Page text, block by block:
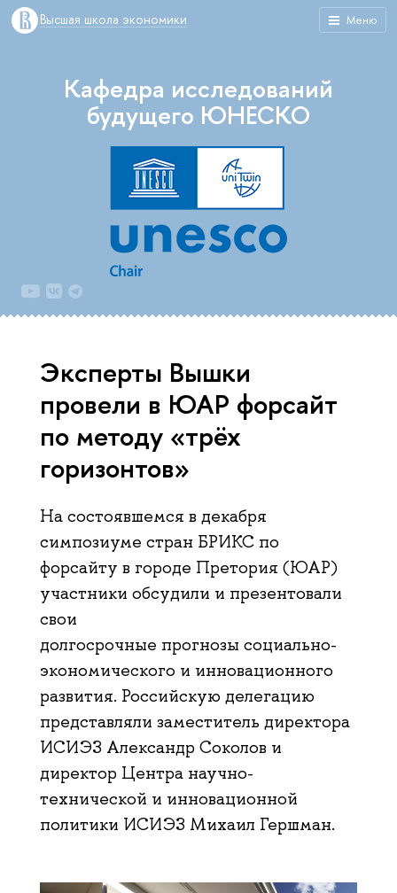
Меню
Высшая школа экономики
Кафедра исследований
будущего ЮНЕСКО
Эксперты Вышки
провели в ЮАР форсайт
по методу «трёх
горизонтов»
На состоявшемся в декабря
cимпозиуме стран БРИКС по
форсайту в городе Претория (ЮАР)
участники обсудили и презентовали
свои
долгосрочные прогнозы социально-
экономического и инновационного
развития. Российскую делегацию
представляли заместитель директора
ИСИЭЗ Александр Соколов и
директор Центра научно-
технической и инновационной
политики ИСИЭЗ Михаил Гершман.